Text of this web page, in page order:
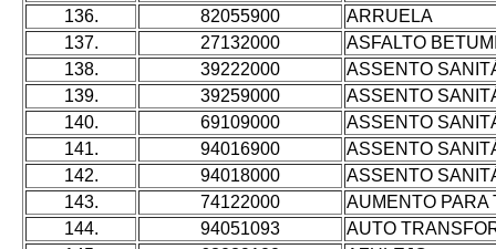
136.
82055900
ARRUELA
137.
27132000
ASFALTO
138.
39222000
ASSENTO
139.
39259000
ASSENTO
140.
69109000
ASSENTO
141.
94016900
ASSENTO
142.
94018000
ASSENTO
143.
74122000
AUMENTO PARA
144.
94051093
AUTO